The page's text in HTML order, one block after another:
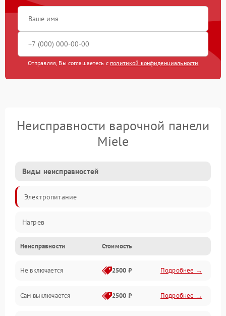
Отправляя, Вы соглашаетесь с политикой конфиденциальности
Неисправности варочной панели
Miele
Виды неисправностей
Электропитание
Нагрев
Неисправности Стоимость
Не включается 2500 ₽ Подробнее →
Сам выключается 2500 ₽ Подробнее →